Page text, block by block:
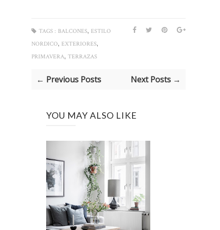
TAGS : BALCONES, ESTILO
NORDICO, EXTERIORES,
PRIMAVERA, TERRAZAS
← Previous Posts Next Posts →
YOU MAY ALSO LIKE